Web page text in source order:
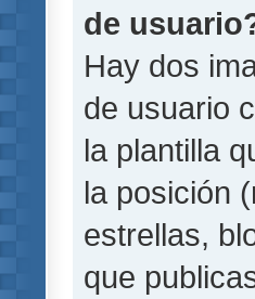
de
Hay dos
de usuario
la plantilla
la posición
estrellas,
que